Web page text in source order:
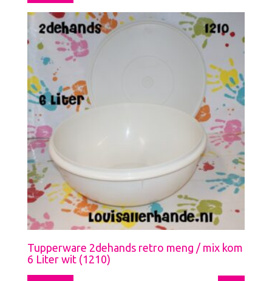
Tupperware 2dehands retro meng / mix kom
6 Liter wit (1210)